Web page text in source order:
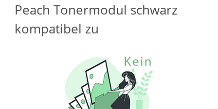
Peach Tonermodul schwarz
kompatibel zu